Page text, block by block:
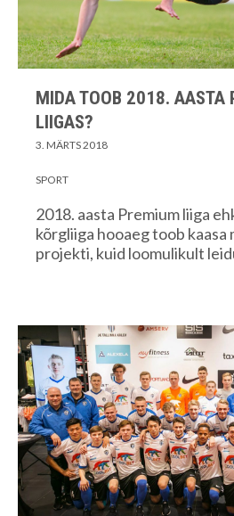
MIDA TOOB 2018. AASTA
LIIGAS?
3. MÄRTS 2018
SPORT
2018. aasta Premium liiga
kõrgliiga hooaeg toob
projekti, kuid loomulikult